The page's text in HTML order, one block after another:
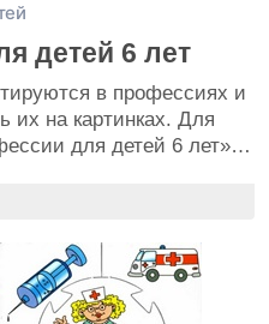
детей 6 лет
в профессиях и
их на картинках. Для
для детей 6 лет»…